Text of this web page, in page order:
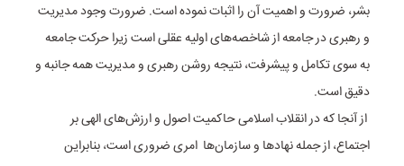
بشر، ضرورت و اهمیت آن را اثبات نموده است. ضرورت وجود مدیریت
و رهبری در جامعه از شاخصه‌های اولیه عقلی است زیرا حرکت جامعه
به سوی تکامل و پیشرفت‌، نتیجه روشن رهبری و مدیریت همه جانبه و
دقیق است.
از آنجا که در انقلاب اسلامی حاکمیت اصول و ارزش‌های الهی بر
اجتماع، از جمله نهادها و سازمان‌ها امری ضروری است، بنابراین